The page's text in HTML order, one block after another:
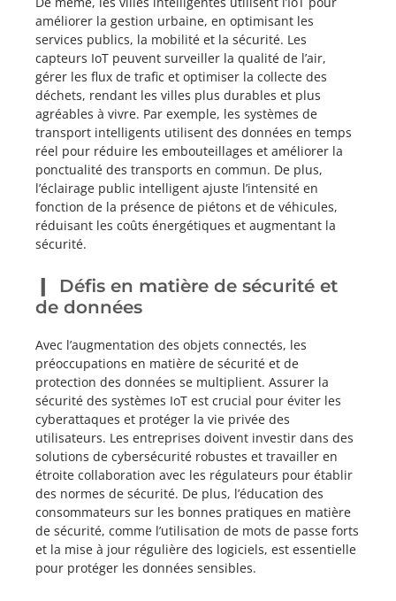
améliorer la gestion urbaine, en optimisant les
services publics, la mobilité et la sécurité. Les
capteurs IoT peuvent surveiller la qualité de l’air,
gérer les flux de trafic et optimiser la collecte des
déchets, rendant les villes plus durables et plus
agréables à vivre. Par exemple, les systèmes de
transport intelligents utilisent des données en temps
réel pour réduire les embouteillages et améliorer la
ponctualité des transports en commun. De plus,
l’éclairage public intelligent ajuste l’intensité en
fonction de la présence de piétons et de véhicules,
réduisant les coûts énergétiques et augmentant la
sécurité.
Défis en matière de sécurité et
de données
Avec l’augmentation des objets connectés, les
préoccupations en matière de sécurité et de
protection des données se multiplient. Assurer la
sécurité des systèmes IoT est crucial pour éviter les
cyberattaques et protéger la vie privée des
utilisateurs. Les entreprises doivent investir dans des
solutions de cybersécurité robustes et travailler en
étroite collaboration avec les régulateurs pour établir
des normes de sécurité. De plus, l’éducation des
consommateurs sur les bonnes pratiques en matière
de sécurité, comme l’utilisation de mots de passe forts
et la mise à jour régulière des logiciels, est essentielle
pour protéger les données sensibles.